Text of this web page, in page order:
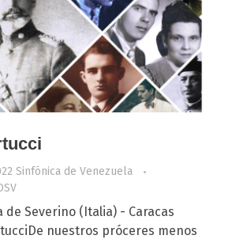
Sinfónica de Venezuela
de Severino (Italia) - Caracas
nuestros próceres menos